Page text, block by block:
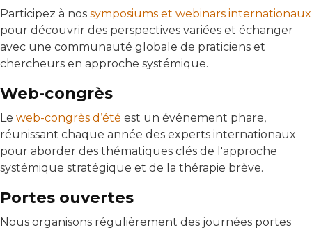
Participez à nos symposiums et webinars internationaux
pour découvrir des perspectives variées et échanger
avec une communauté globale de praticiens et
chercheurs en approche systémique.
Web-congrès
Le web-congrès d’été est un événement phare,
réunissant chaque année des experts internationaux
pour aborder des thématiques clés de l'approche
systémique stratégique et de la thérapie brève.
Portes ouvertes
Nous organisons régulièrement des journées portes